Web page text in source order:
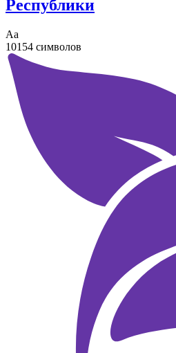
Республики
Аа
10154 символов